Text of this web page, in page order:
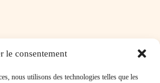
le consentement
nous utilisons des technologies telles que les